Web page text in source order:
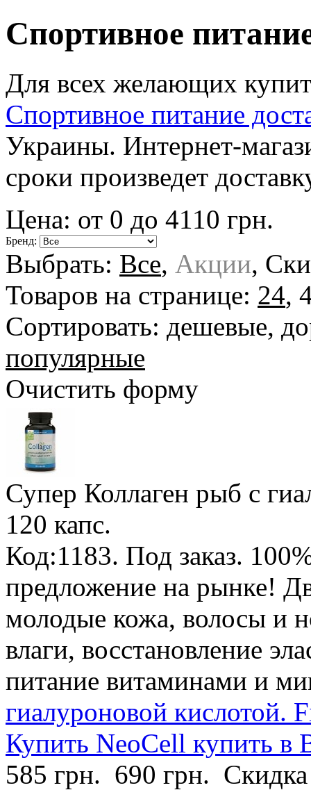
Спортивное
Для всех желающих
Спортивное питание
Украины. Интернет-
сроки произведет
Цена: от 0 до 4110 грн.
Бренд:
Выбрать: Все, Акции,
Товаров на странице: 24,
Сортировать: дешевые,
популярные
Очистить форму
Супер Коллаген рыб с
120 капс.
Код:1183. Под заказ.
предложение на рынке!
молодые кожа, волосы и
влаги, восстановление
питание витаминами и
гиалуроновой кислотой.
Купить NeoCell купить в
585 грн. 690 грн.